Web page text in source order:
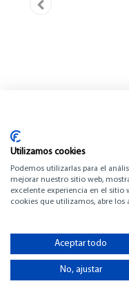
-
Utilizamos cookies
Podemos utilizarlas para el
mejorar nuestro sitio web,
excelente experiencia en el sitio
cookies que utilizamos, abre los
Aceptar todo
No, ajustar